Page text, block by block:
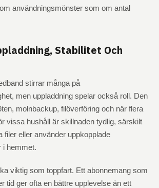
användningsmönster som om antal
Stabilitet Och
stirrar många på
men uppladdning spelar också roll. Den
molnbackup, filöverföring och när flera
vissa hushåll är skillnaden tydlig, särskilt
filer eller använder uppkopplade
i hemmet.
viktig som toppfart. Ett abonnemang som
tid ger ofta en bättre upplevelse än ett